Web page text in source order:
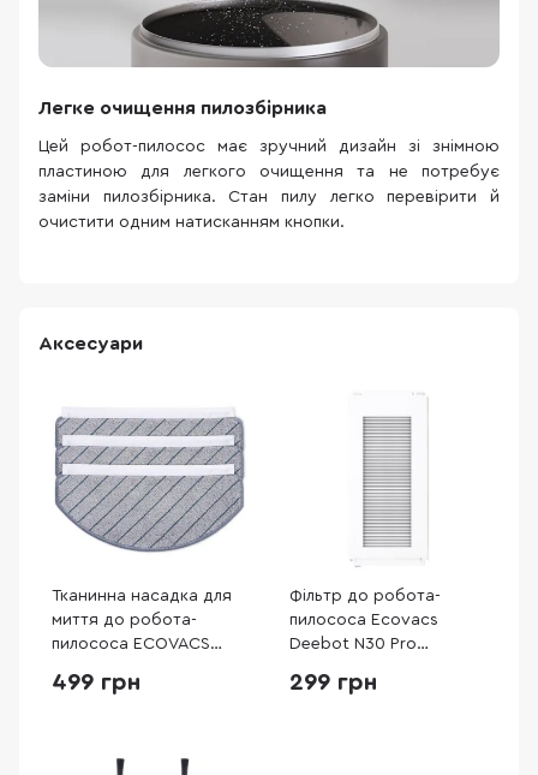
Легке очищення пилозбірника
Цей робот-пилосос має зручний дизайн зі знімною
пластиною для легкого очищення та не потребує
заміни пилозбірника. Стан пилу легко перевірити й
очистити одним натисканням кнопки.
Аксесуари
Тканинна насадка для
миття до робота-
пилососа ECOVACS
PLUS/N20e/N20
499 грн
Фільтр до робота-
пилососа Ecovacs
Deebot N30 Pro
(DFI030036)
299 грн